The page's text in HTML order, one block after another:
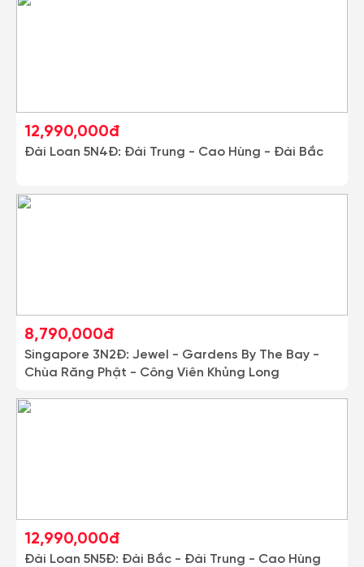
12,990,000đ
Đài Loan 5N4Đ: Đài Trung - Cao Hùng - Đài Bắc
8,790,000đ
Singapore 3N2Đ: Jewel - Gardens By The Bay -
Chùa Răng Phật - Công Viên Khủng Long
12,990,000đ
Đài Loan 5N5Đ: Đài Bắc - Đài Trung - Cao Hùng